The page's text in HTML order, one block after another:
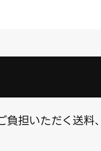
負担いただく送料